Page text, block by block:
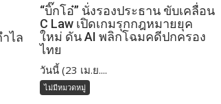
ไล
“บิ๊กโอ๋” นั่งรองประธาน ขับเคลื่อน
C Law เปิดเกมรุกกฎหมายยุค
ใหม่ ดัน AI พลิกโฉมคดีปกครอง
ไทย
วันนี้ (23 เม.ย....
ไม่มีหมวดหมู่